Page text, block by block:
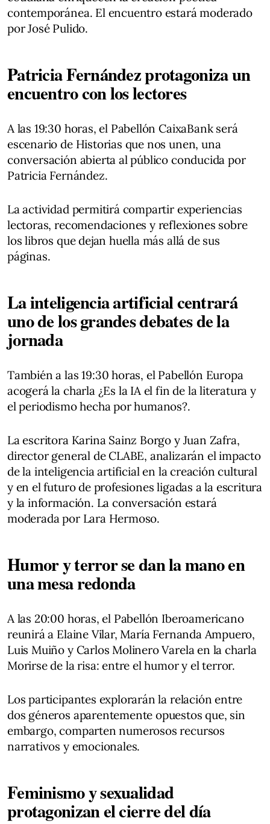
contemporánea. El encuentro estará moderado
por José Pulido.
Patricia Fernández protagoniza un
encuentro con los lectores
A las 19:30 horas, el Pabellón CaixaBank será
escenario de Historias que nos unen, una
conversación abierta al público conducida por
Patricia Fernández.
La actividad permitirá compartir experiencias
lectoras, recomendaciones y reflexiones sobre
los libros que dejan huella más allá de sus
páginas.
La inteligencia artificial centrará
uno de los grandes debates de la
jornada
También a las 19:30 horas, el Pabellón Europa
acogerá la charla ¿Es la IA el fin de la literatura y
el periodismo hecha por humanos?.
La escritora Karina Sainz Borgo y Juan Zafra,
director general de CLABE, analizarán el impacto
de la inteligencia artificial en la creación cultural
y en el futuro de profesiones ligadas a la escritura
y la información. La conversación estará
moderada por Lara Hermoso.
Humor y terror se dan la mano en
una mesa redonda
A las 20:00 horas, el Pabellón Iberoamericano
reunirá a Elaine Vilar, María Fernanda Ampuero,
Luis Muiño y Carlos Molinero Varela en la charla
Morirse de la risa: entre el humor y el terror.
Los participantes explorarán la relación entre
dos géneros aparentemente opuestos que, sin
embargo, comparten numerosos recursos
narrativos y emocionales.
Feminismo y sexualidad
protagonizan el cierre del día